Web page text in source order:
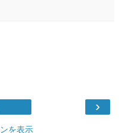
›
を表示